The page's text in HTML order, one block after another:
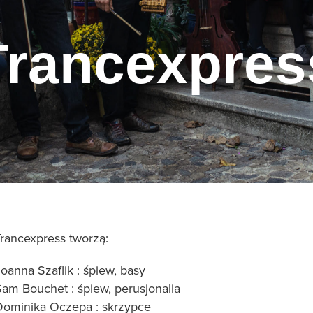
tworzą:
Szaflik : śpiew, basy
Bouchet : śpiew, perusjonalia
Oczepa : skrzypce